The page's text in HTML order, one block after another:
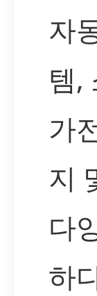
자
템,
가
지
다
하